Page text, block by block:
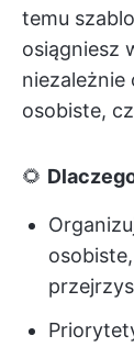
temu
osiągniesz
niezależnie
osobiste,
🌻